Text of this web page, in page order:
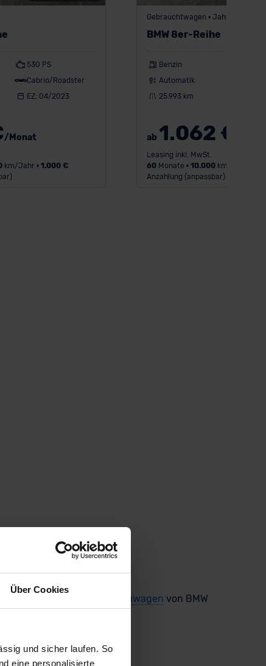
Über Cookies
und sicher laufen. So
eine personalisierte
530 PS
Cabrio/Roadster
EZ: 04/2023
/Monat
km/Jahr • 1.000 €
Gebrauchtwagen • Jahreswagen
BMW 8er-Reihe
Benzin
Automatik
25.993 km
ab 1.062 €
Leasing inkl. MwSt.
60Monate • 10.000km/Jahr •
Anzahlung (anpassbar)
für Dich: Vergleichbare Neuwagen von BMW